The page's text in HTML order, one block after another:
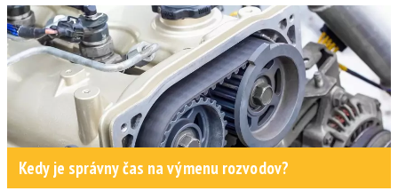
Kedy je správny čas na výmenu rozvodov?